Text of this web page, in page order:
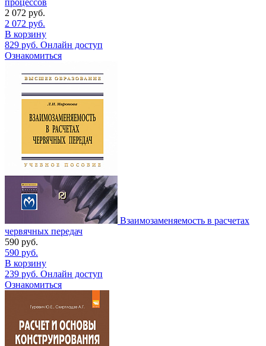
2 072 руб.
2 072 руб.
В корзину
829 руб. Онлайн доступ
Ознакомиться
Взаимозаменяемость в расчетах
червячных передач
590 руб.
590 руб.
В корзину
239 руб. Онлайн доступ
Ознакомиться